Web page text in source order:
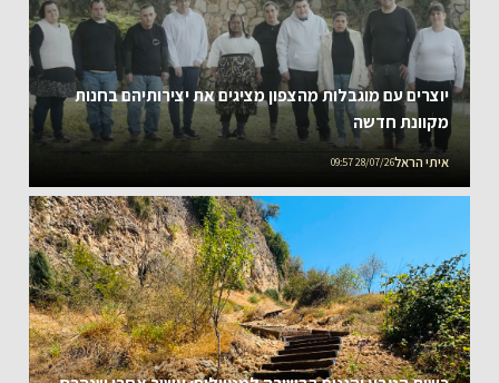
יוצרים עם מוגבלות מהצפון מציגים את יצירותיהם בחנות
מקוונת חדשה
איתי הראל28/07/26 09:57